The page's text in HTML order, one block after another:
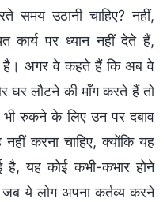
समय उठानी चाहिए? नहीं,
कार्य पर ध्यान नहीं देते हैं,
है। अगर वे कहते हैं कि अब वे
घर लौटने की माँग करते हैं तो
भी रुकने के लिए उन पर दबाव
करना चाहिए, क्योंकि यह
यह कोई कभी-कभार होने
जब ये लोग अपना कर्तव्य करने